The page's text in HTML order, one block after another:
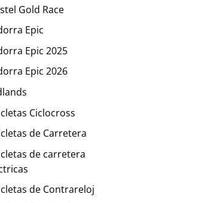
Gold Race
Epic
Epic 2025
Epic 2026
Ciclocross
de Carretera
de carretera
de Contrareloj